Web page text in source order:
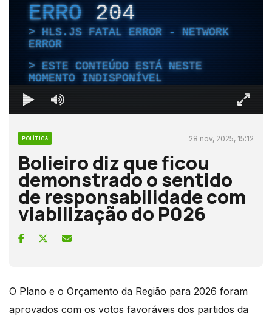
ERRO204
HLS.JS FATAL ERROR - NETWORK
ERROR
ESTE CONTEÚDO ESTÁ NESTE
MOMENTO INDISPONÍVEL
POLÍTICA 28 nov, 2025, 15:12
Bolieiro diz que ficou
demonstrado o sentido
de responsabilidade com
viabilização do P026
O Plano e o Orçamento da Região para 2026 foram
aprovados com os votos favoráveis dos partidos da